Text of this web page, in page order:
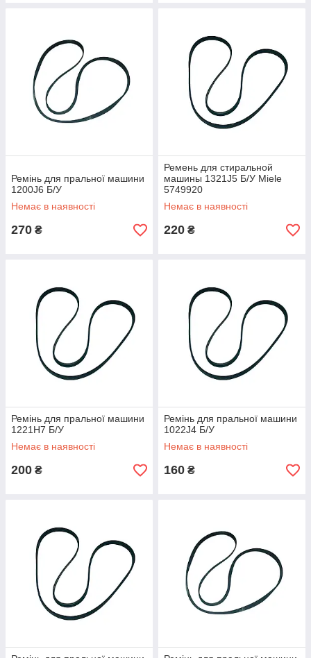
Ремінь для пральної машини
1200J6 Б/У
Немає в наявності
270 ₴
Ремень для стиральной
машины 1321J5 Б/У Miele
5749920
Немає в наявності
220 ₴
Ремінь для пральної машини
1221H7 Б/У
Немає в наявності
200 ₴
Ремінь для пральної машини
1022J4 Б/У
Немає в наявності
160 ₴